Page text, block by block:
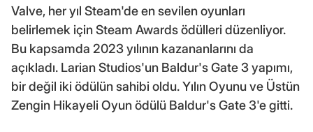
Valve, her yıl Steam'de en sevilen oyunları
belirlemek için Steam Awards ödülleri düzenliyor.
Bu kapsamda 2023 yılının kazananlarını da
açıkladı. Larian Studios'un Baldur's Gate 3 yapımı,
bir değil iki ödülün sahibi oldu. Yılın Oyunu ve Üstün
Zengin Hikayeli Oyun ödülü Baldur's Gate 3'e gitti.